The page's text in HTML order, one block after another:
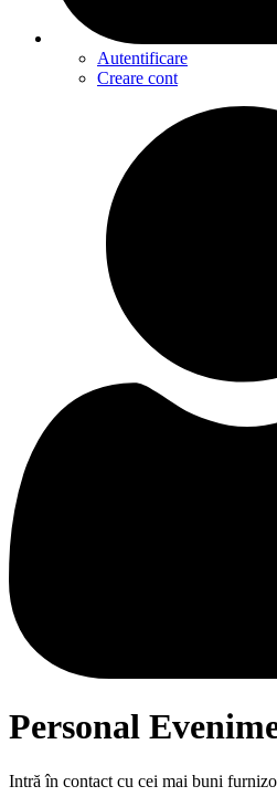
Autentificare
Creare cont
Personal
Intră în contact cu cei mai buni